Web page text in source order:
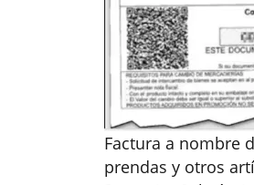
Factura a nombre
prendas y otros